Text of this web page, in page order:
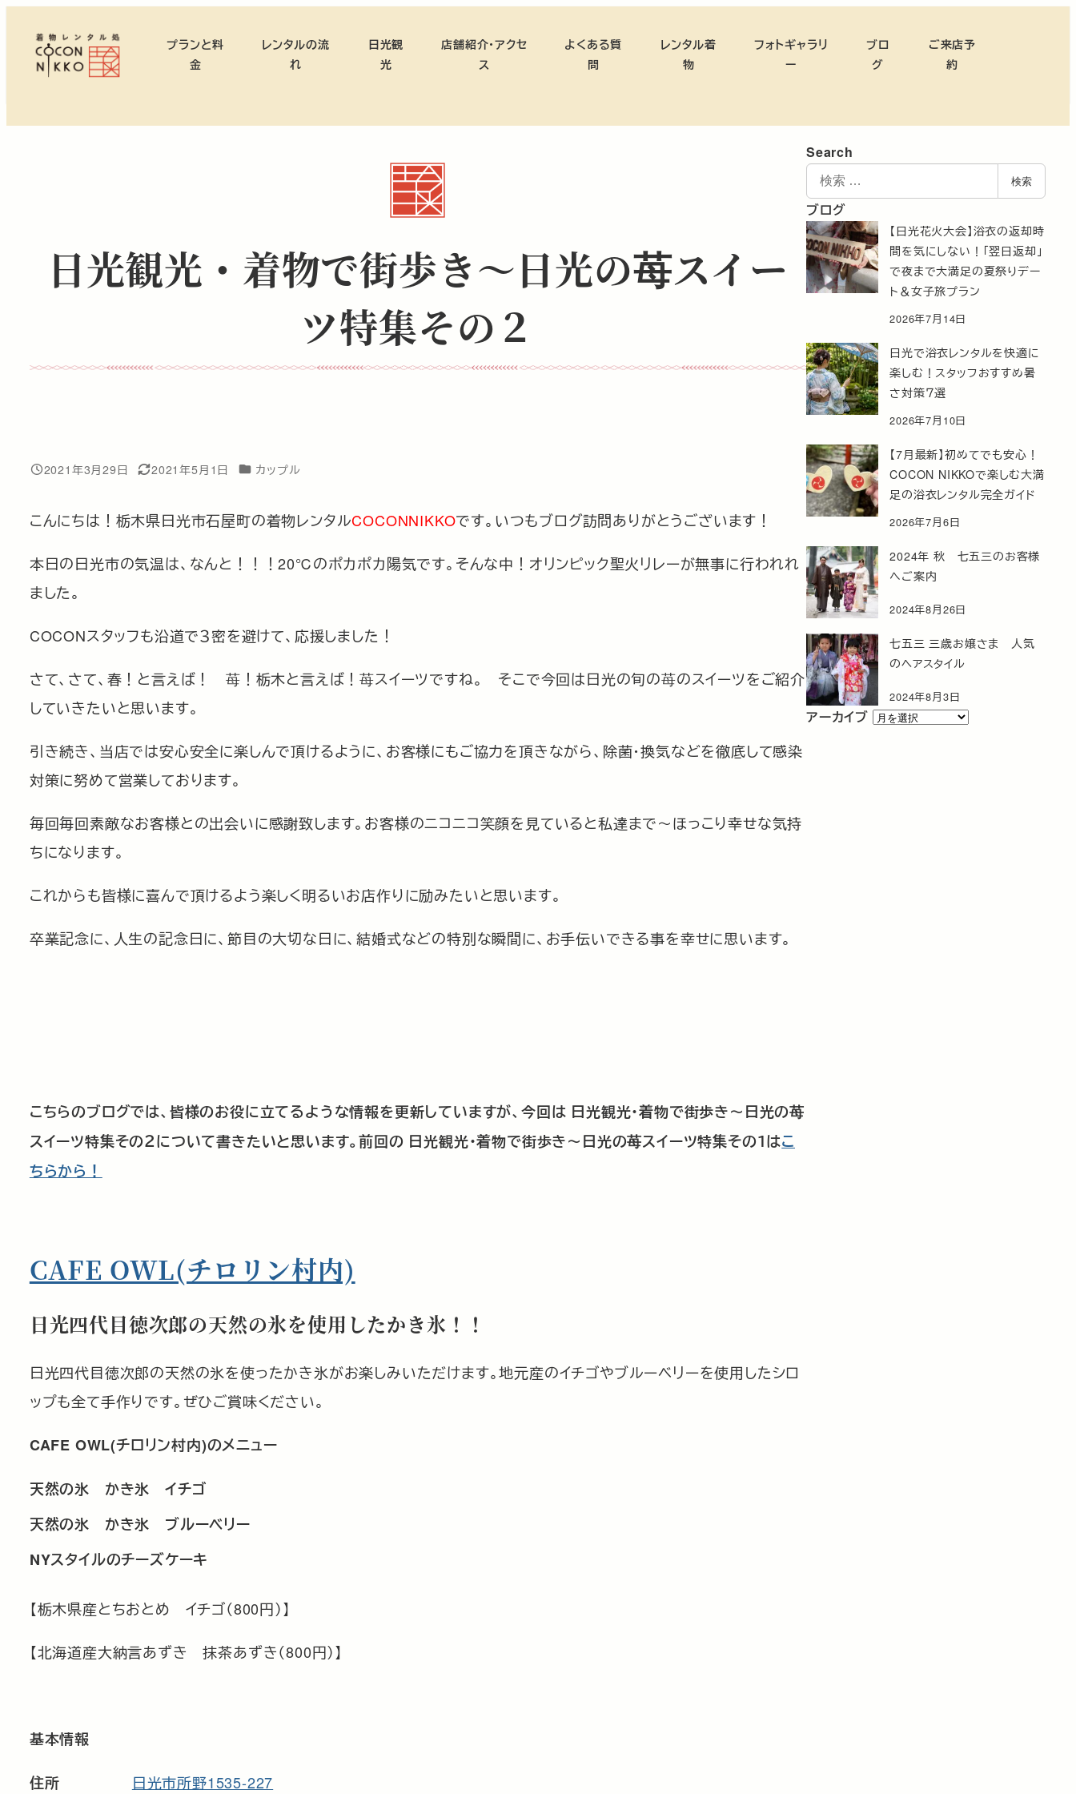
テ
プランと料
金
レンタルの流
れ
日光観
光
店舗紹介・アクセ
ス
よくある質
問
レンタル着
物
フォトギャラリ
ー
ブロ
グ
ご来店予
約
日光観光・着物で街歩き～日光の苺スイー
ツ特集その２
投稿日
2021年3月29日
更新日
2021年5月1日 カテゴリー
カップル
こんにちは！栃木県日光市石屋町の着物レンタルCOCONNIKKOです。いつもブログ訪問ありがとうございます！
本日の日光市の気温は、なんと！！！20℃のポカポカ陽気です。そんな中！オリンピック聖火リレーが無事に行われれ
ました。
COCONスタッフも沿道で３密を避けて、応援しました！
さて、さて、春！と言えば！ 苺！栃木と言えば！苺スイーツですね。 そこで今回は日光の旬の苺のスイーツをご紹介
していきたいと思います。
引き続き、当店では安心安全に楽しんで頂けるように、お客様にもご協力を頂きながら、除菌・換気などを徹底して感染
対策に努めて営業しております。
毎回毎回素敵なお客様との出会いに感謝致します。お客様のニコニコ笑顔を見ていると私達まで～ほっこり幸せな気持
ちになります。
これからも皆様に喜んで頂けるよう楽しく明るいお店作りに励みたいと思います。
卒業記念に、人生の記念日に、節目の大切な日に、結婚式などの特別な瞬間に、お手伝いできる事を幸せに思います。
こちらのブログでは、皆様のお役に立てるような情報を更新していますが、今回は 日光観光・着物で街歩き～日光の苺
スイーツ特集その２について書きたいと思います。前回の 日光観光・着物で街歩き～日光の苺スイーツ特集その１はこ
ちらから！
CAFE OWL(チロリン村内)
日光四代目徳次郎の天然の氷を使用したかき氷！！
日光四代目徳次郎の天然の氷を使ったかき氷がお楽しみいただけます。地元産のイチゴやブルーベリーを使用したシロ
ップも全て手作りです。ぜひご賞味ください。
CAFE OWL(チロリン村内)のメニュー
天然の氷 かき氷 イチゴ
天然の氷 かき氷 ブルーベリー
NYスタイルのチーズケーキ
【栃木県産とちおとめ イチゴ（800円）】
【北海道産大納言あずき 抹茶あずき（800円）】
基本情報
住所
日光市所野1535-227
Search
索
検索
ブログ
【日光花火大会】浴衣の返却時
間を気にしない！「翌日返却」
で夜まで大満足の夏祭りデー
ト＆女子旅プラン
2026年7月14日
日光で浴衣レンタルを快適に
楽しむ！スタッフおすすめ暑
さ対策７選
2026年7月10日
【7月最新】初めてでも安心！
COCON NIKKOで楽しむ大満
足の浴衣レンタル完全ガイド
2026年7月6日
2024年 秋 七五三のお客様
へご案内
2024年8月26日
七五三 三歳お嬢さま 人気
のヘアスタイル
2024年8月3日
アーカイブ ア